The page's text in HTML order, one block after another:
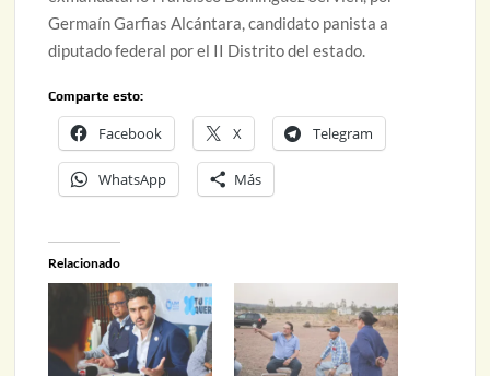
Germaín Garfias Alcántara, candidato panista a
diputado federal por el II Distrito del estado.
Comparte esto:
Facebook X Telegram
WhatsApp Más
Relacionado